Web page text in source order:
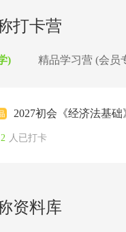
打卡营
) 精品学习营 (会员
2027初会《经济法基
2 人已打卡
资料库